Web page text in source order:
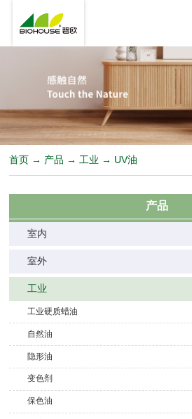
首页 → 产品 → 工业 → UV油
产品
室内
室外
工业
工业硬质蜡油
自然油
隐形油
变色剂
保色油